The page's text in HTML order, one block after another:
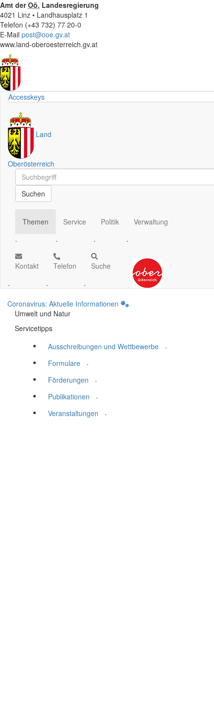
Amt derOö. Landesregierung
4021 Linz • Landhausplatz 1
Telefon (+43 732) 77 20-0
E-Mail post@ooe.gv.at
www.land-oberoesterreich.gv.at
Accesskeys
Land
Oberösterreich
Schnellsuche
Schnellsuche
Suchen
Themen
.
Service
.
Politik
.
Verwaltung
.
Kontakt
.
Telefon
.
Suche
.
Coronavirus: Aktuelle Informationen
Umwelt und Natur
Servicetipps
Ausschreibungen und Wettbewerbe
.
Formulare
.
Förderungen
.
Publikationen
.
Veranstaltungen
.